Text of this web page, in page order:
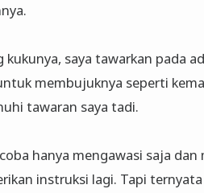
saya tawarkan pada
membujuknya seperti
tawaran saya tadi.
hanya mengawasi saja dan
instruksi lagi. Tapi